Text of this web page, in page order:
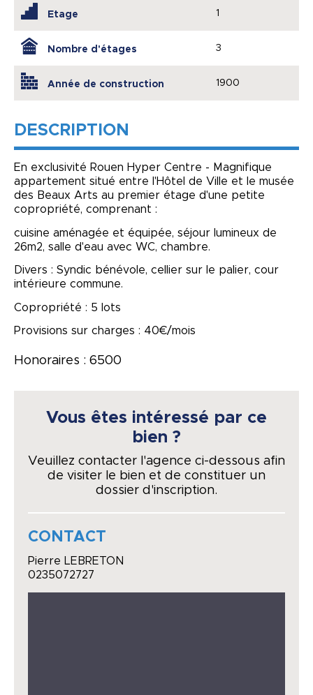
Etage 1
Nombre d'étages 3
Année de construction 1900
DESCRIPTION
En exclusivité Rouen Hyper Centre - Magnifique
appartement situé entre l'Hôtel de Ville et le musée
des Beaux Arts au premier étage d'une petite
copropriété, comprenant :
cuisine aménagée et équipée, séjour lumineux de
26m2, salle d'eau avec WC, chambre.
Divers : Syndic bénévole, cellier sur le palier, cour
intérieure commune.
Copropriété : 5 lots
Provisions sur charges : 40€/mois
Honoraires : 6500
Vous êtes intéressé par ce
bien ?
Veuillez contacter l'agence ci-dessous afin
de visiter le bien et de constituer un
dossier d'inscription.
CONTACT
Pierre LEBRETON
0235072727